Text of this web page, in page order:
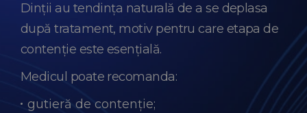
Dinții au tendința naturală de a se deplasa
după tratament, motiv pentru care etapa de
contenție este esențială.
Medicul poate recomanda:
gutieră de contenție;